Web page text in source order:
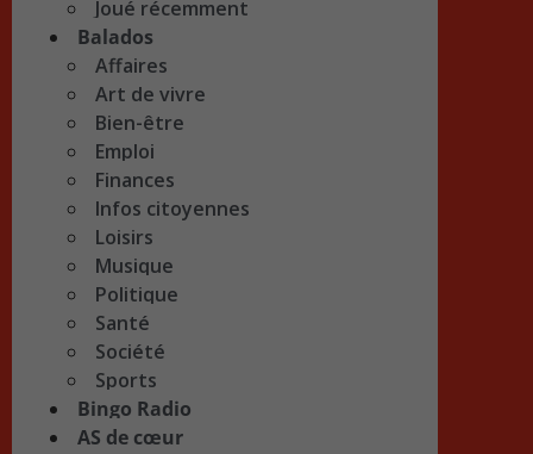
Joué récemment
Balados
Affaires
Art de vivre
Bien-être
Emploi
Finances
Infos citoyennes
Loisirs
Musique
Politique
Santé
Société
Sports
Bingo Radio
AS de cœur